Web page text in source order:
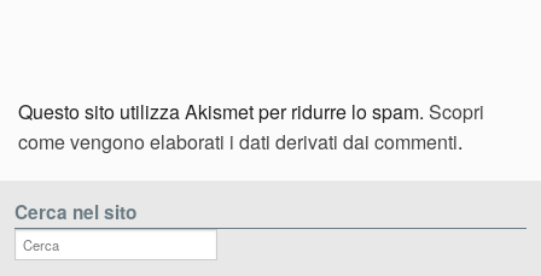
Questo sito utilizza Akismet per ridurre lo spam. Scopri
come vengono elaborati i dati derivati dai commenti.
Cerca nel sito